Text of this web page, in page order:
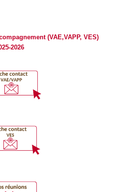
(VAE,VAPP, VES)
2026